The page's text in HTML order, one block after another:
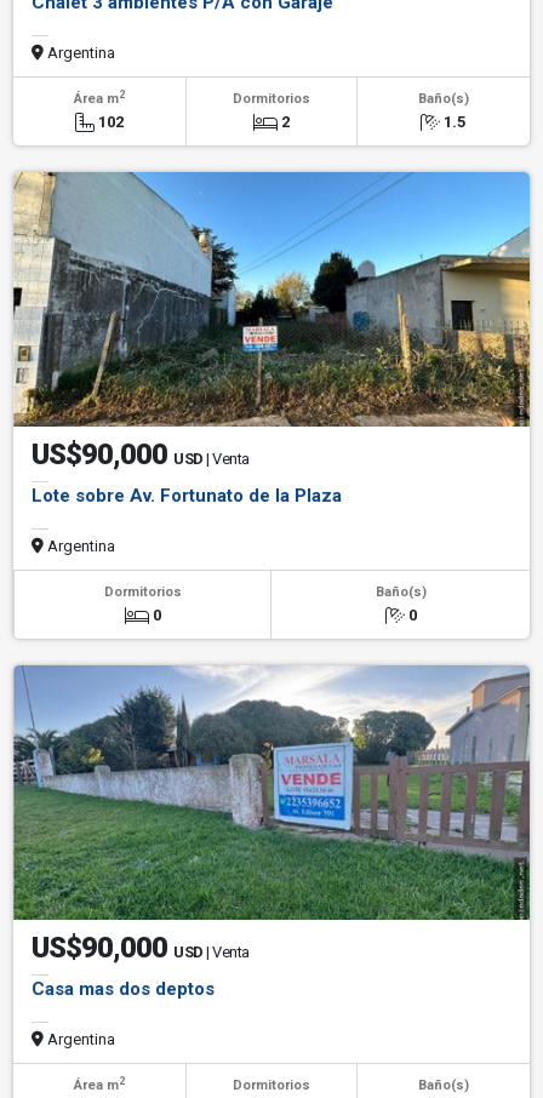
Argentina
Área m2
102
Dormitorios
2
Baño(s)
1.5
US$90,000 USD | Venta
Lote sobre Av. Fortunato de la Plaza
Argentina
Dormitorios
0
Baño(s)
0
US$90,000 USD | Venta
Casa mas dos deptos
Argentina
Área m2 Dormitorios Baño(s)